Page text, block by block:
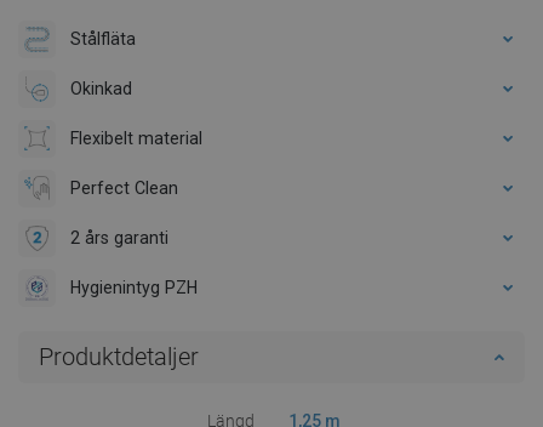
Stålfläta
Okinkad
Flexibelt material
Perfect Clean
2 års garanti
Hygienintyg PZH
Produktdetaljer
Längd 1,25 m